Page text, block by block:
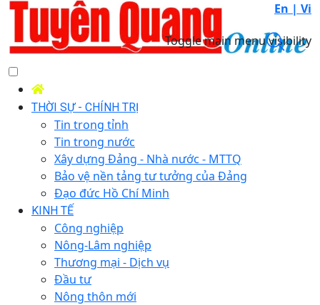
En | Vi
Toggle main menu visibility
THỜI SỰ - CHÍNH TRỊ
Tin trong tỉnh
Tin trong nước
Xây dựng Đảng - Nhà nước - MTTQ
Bảo vệ nền tảng tư tưởng của Đảng
Đạo đức Hồ Chí Minh
KINH TẾ
Công nghiệp
Nông-Lâm nghiệp
Thương mại - Dịch vụ
Đầu tư
Nông thôn mới